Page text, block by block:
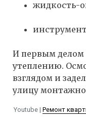
жидкость-
И первым делом
утеплению.
взглядом и
улицу
Youtube | Ремонт